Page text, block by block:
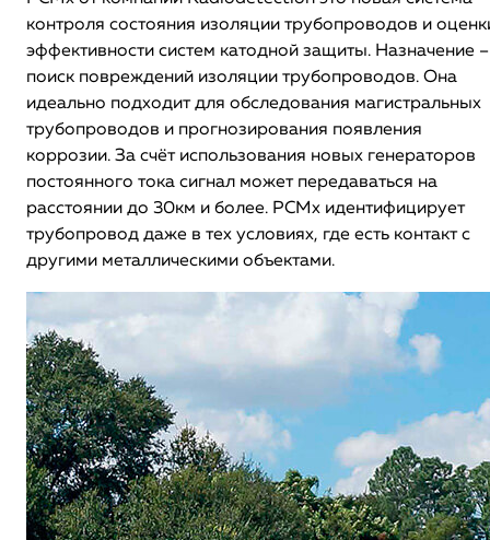
контроля состояния изоляции трубопроводов и
эффективности систем катодной защиты. Назначение –
поиск повреждений изоляции трубопроводов. Она
идеально подходит для обследования магистральных
трубопроводов и прогнозирования появления
коррозии. За счёт использования новых генераторов
постоянного тока сигнал может передаваться на
расстоянии до 30км и более. PCMx идентифицирует
трубопровод даже в тех условиях, где есть контакт с
другими металлическими объектами.